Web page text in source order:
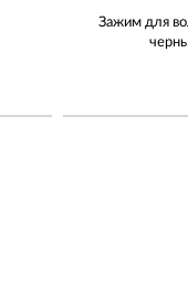
Зажим для